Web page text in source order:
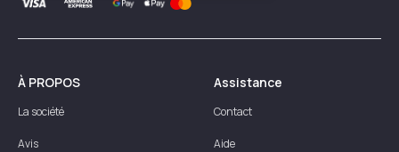
À PROPOS
La société
Avis
Assistance
Contact
Aide